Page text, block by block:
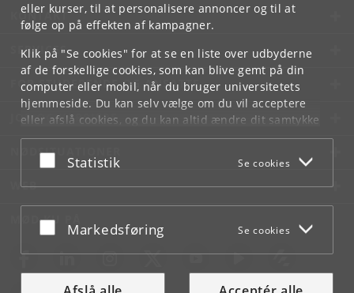
eller kurser, til at personalisere annoncer og til at
følge op på effekten af kampagner.
Klik på "Se cookies" for at se en liste over udbyderne
af de forskellige cookies, som kan blive gemt på din
computer eller mobil, når du bruger universitetets
hjemmeside. Du kan selv vælge om du vil acceptere
eller afslå cookies, og du kan altid ændre dit samtykke
underCookie- og privatlivspolitiksom du finder i
bunden af hver side.
Acceptér eller afslå
Statistik Se cookies
Acceptér eller afslå
Markedsføring Se cookies
KONTAKT
SERVICES
FOR STUDERENDE OG ANSATTE
JOB OG KARRIERE
NØDSITUATIONER
WEB
MØD KU PÅ